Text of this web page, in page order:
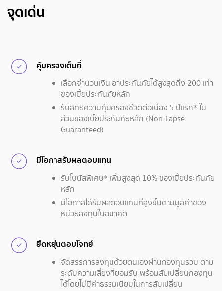
จุดเด่น
คุ้มครองเต็มที่
เลือกจำนวนเงินเอาประกันภัยได้สูงสุดถึง 200 เท่า
ของเบี้ยประกันภัยหลัก
รับสิทธิความคุ้มครองชีวิตต่อเนื่อง 5 ปีแรก* ใน
ส่วนของเบี้ยประกันภัยหลัก (Non-Lapse
Guaranteed)
มีโอกาสรับผลตอบแทน
รับโบนัสพิเศษ* เพิ่มสูงสุด 10% ของเบี้ยประกันภัย
หลัก
มีโอกาสได้รับผลตอบแทนที่สูงขึ้นตามมูลค่าของ
หน่วยลงทุนในอนาคต
ยืดหยุ่นตอบโจทย์
จัดสรรการลงทุนด้วยตนเองผ่านกองทุนรวม ตาม
ระดับความเสี่ยงที่ยอมรับ พร้อมสับเปลี่ยนกองทุน
ได้โดยไม่มีค่าธรรมเนียมในการสับเปลี่ยน